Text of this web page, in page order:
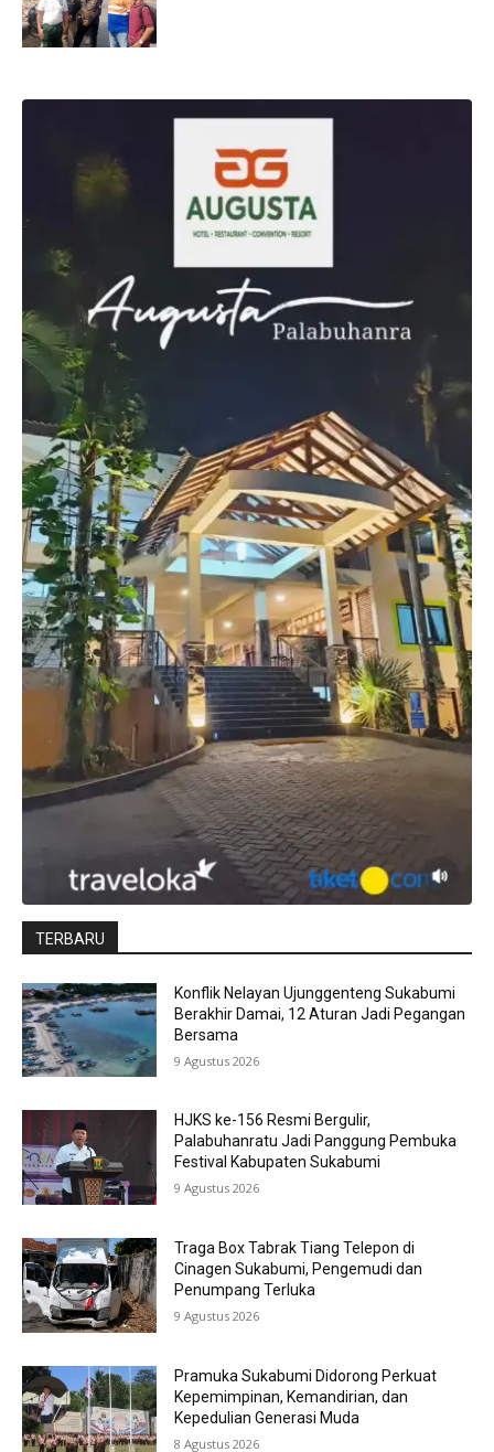
TERBARU
Konflik Nelayan Ujunggenteng Sukabumi
Berakhir Damai, 12 Aturan Jadi Pegangan
Bersama
9 Agustus 2026
HJKS ke-156 Resmi Bergulir,
Palabuhanratu Jadi Panggung Pembuka
Festival Kabupaten Sukabumi
9 Agustus 2026
Traga Box Tabrak Tiang Telepon di
Cinagen Sukabumi, Pengemudi dan
Penumpang Terluka
9 Agustus 2026
Pramuka Sukabumi Didorong Perkuat
Kepemimpinan, Kemandirian, dan
Kepedulian Generasi Muda
8 Agustus 2026